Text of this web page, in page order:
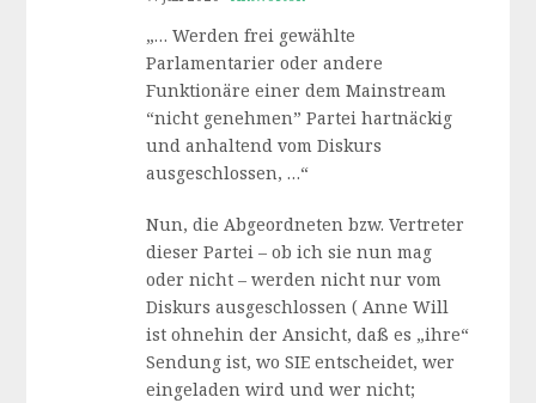
„… Werden frei gewählte
Parlamentarier oder andere
Funktionäre einer dem Mainstream
“nicht genehmen” Partei hartnäckig
und anhaltend vom Diskurs
ausgeschlossen, …“
Nun, die Abgeordneten bzw. Vertreter
dieser Partei – ob ich sie nun mag
oder nicht – werden nicht nur vom
Diskurs ausgeschlossen ( Anne Will
ist ohnehin der Ansicht, daß es „ihre“
Sendung ist, wo SIE entscheidet, wer
eingeladen wird und wer nicht;